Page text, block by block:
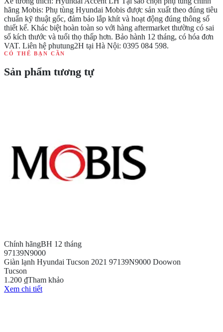
hãng Mobis: Phụ tùng Hyundai Mobis được sản xuất theo đúng tiêu
chuẩn kỹ thuật gốc, đảm bảo lắp khít và hoạt động đúng thông số
thiết kế. Khác biệt hoàn toàn so với hàng aftermarket thường có sai
số kích thước và tuổi thọ thấp hơn. Bảo hành 12 tháng, có hóa đơn
VAT. Liên hệ phutung2H tại Hà Nội: 0395 084 598.
CÓ THỂ BẠN CẦN
Sản phẩm tương tự
Chính hãngBH 12 tháng
97139N9000
Giàn lạnh Hyundai Tucson 2021 97139N9000 Doowon
Tucson
1.200 ₫Tham khảo
Xem chi tiết